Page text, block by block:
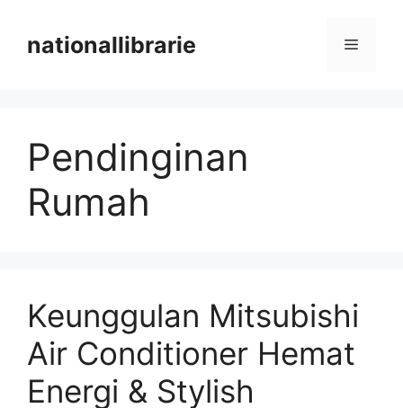
contentnationallibrarie Menu
Pendinginan
Rumah
Keunggulan Mitsubishi
Air Conditioner Hemat
Energi & Stylish